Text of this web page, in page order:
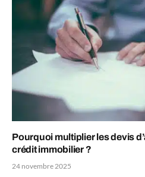
Pourquoi multiplier les devis
crédit immobilier ?
24 novembre 2025